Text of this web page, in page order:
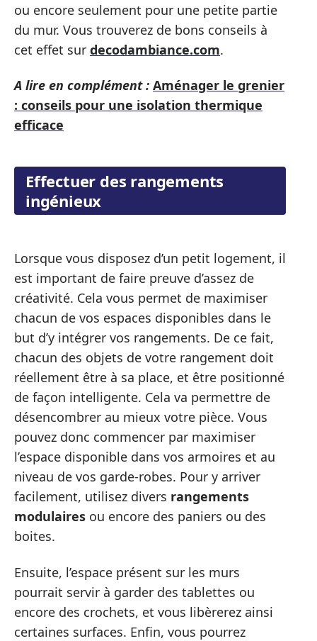
ou encore seulement pour une petite partie
du mur. Vous trouverez de bons conseils à
cet effet sur decodambiance.com.
A lire en complément : Aménager le grenier
: conseils pour une isolation thermique
efficace
Effectuer des rangements
ingénieux
Lorsque vous disposez d’un petit logement, il
est important de faire preuve d’assez de
créativité. Cela vous permet de maximiser
chacun de vos espaces disponibles dans le
but d’y intégrer vos rangements. De ce fait,
chacun des objets de votre rangement doit
réellement être à sa place, et être positionné
de façon intelligente. Cela va permettre de
désencombrer au mieux votre pièce. Vous
pouvez donc commencer par maximiser
l’espace disponible dans vos armoires et au
niveau de vos garde-robes. Pour y arriver
facilement, utilisez divers rangements
modulaires ou encore des paniers ou des
boites.
Ensuite, l’espace présent sur les murs
pourrait servir à garder des tablettes ou
encore des crochets, et vous libèrerez ainsi
certaines surfaces. Enfin, vous pourrez